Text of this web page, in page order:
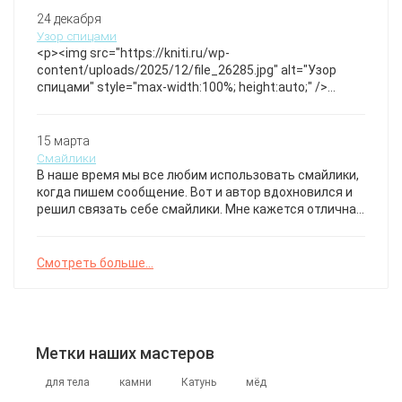
Обхват груди:&#46;&#46;&#46;
создающей эффект прозрачности и текстурной игры.
Идеален для многослойных образов и добавления
изящества в повседневный гардероб. Джемпер с
&#171;косами&#187; от Brunello Cucinelli❤❤❤
24 декабря
Узор спицами
<p><img src="https://kniti.ru/wp-
content/uploads/2025/12/file_26285.jpg" alt="Узор
спицами" style="max-width:100%; height:auto;" />
15 марта
Смайлики
В наше время мы все любим использовать смайлики,
когда пишем сообщение. Вот и автор вдохновился и
решил связать себе смайлики. Мне кажется отличная
Смотреть больше...
Метки наших мастеров
для тела камни Катунь мёд